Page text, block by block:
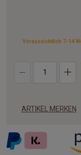
Voraussichtlich 7-14
ARTIKEL MERKEN